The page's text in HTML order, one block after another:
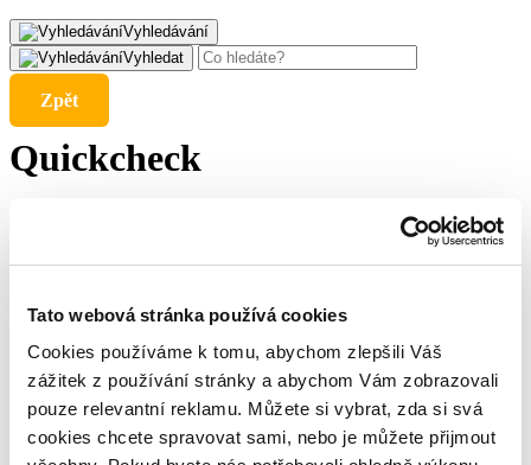
Tato webová stránka používá cookies
Cookies používáme k tomu, abychom zlepšili Váš
zážitek z používání stránky a abychom Vám zobrazovali
pouze relevantní reklamu. Můžete si vybrat, zda si svá
cookies chcete spravovat sami, nebo je můžete přijmout
Vyhledávání
Vyhledat
Zpět
Quickcheck
situaci a požádal o snížení splátek. Zaslaný návrh nyní
investory. Další splátky budou vypláceny v závislosti na
příchozích platbách od poskytovatele. O dalším vývoji situace
vás budeme informovat.